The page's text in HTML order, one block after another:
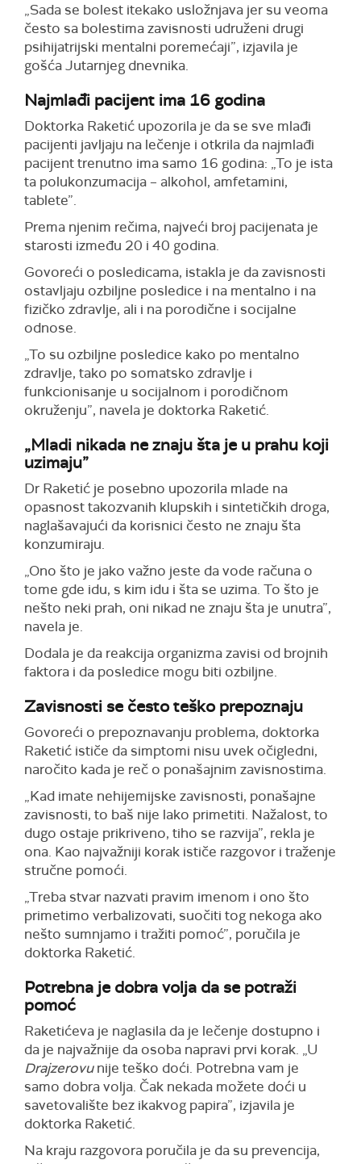
„Sada se bolest itekako usložnjava jer su veoma
često sa bolestima zavisnosti udruženi drugi
psihijatrijski mentalni poremećaji”, izjavila je
gošća Jutarnjeg dnevnika.
Najmlađi pacijent ima 16 godina
Doktorka Raketić upozorila je da se sve mlađi
pacijenti javljaju na lečenje i otkrila da najmlađi
pacijent trenutno ima samo 16 godina: „To je ista
ta polukonzumacija – alkohol, amfetamini,
tablete”.
Prema njenim rečima, najveći broj pacijenata je
starosti između 20 i 40 godina.
Govoreći o posledicama, istakla je da zavisnosti
ostavljaju ozbiljne posledice i na mentalno i na
fizičko zdravlje, ali i na porodične i socijalne
odnose.
„To su ozbiljne posledice kako po mentalno
zdravlje, tako po somatsko zdravlje i
funkcionisanje u socijalnom i porodičnom
okruženju”, navela je doktorka Raketić.
„Mladi nikada ne znaju šta je u prahu koji
uzimaju”
Dr Raketić je posebno upozorila mlade na
opasnost takozvanih klupskih i sintetičkih droga,
naglašavajući da korisnici često ne znaju šta
konzumiraju.
„Ono što je jako važno jeste da vode računa o
tome gde idu, s kim idu i šta se uzima. To što je
nešto neki prah, oni nikad ne znaju šta je unutra”,
navela je.
Dodala je da reakcija organizma zavisi od brojnih
faktora i da posledice mogu biti ozbiljne.
Zavisnosti se često teško prepoznaju
Govoreći o prepoznavanju problema, doktorka
Raketić ističe da simptomi nisu uvek očigledni,
naročito kada je reč o ponašajnim zavisnostima.
„Kad imate nehijemijske zavisnosti, ponašajne
zavisnosti, to baš nije lako primetiti. Nažalost, to
dugo ostaje prikriveno, tiho se razvija”, rekla je
ona. Kao najvažniji korak ističe razgovor i traženje
stručne pomoći.
„Treba stvar nazvati pravim imenom i ono što
primetimo verbalizovati, suočiti tog nekoga ako
nešto sumnjamo i tražiti pomoć”, poručila je
doktorka Raketić.
Potrebna je dobra volja da se potraži
pomoć
Raketićeva je naglasila da je lečenje dostupno i
da je najvažnije da osoba napravi prvi korak. „U
Drajzerovunije teško doći. Potrebna vam je
samo dobra volja. Čak nekada možete doći u
savetovalište bez ikakvog papira”, izjavila je
doktorka Raketić.
Na kraju razgovora poručila je da su prevencija,